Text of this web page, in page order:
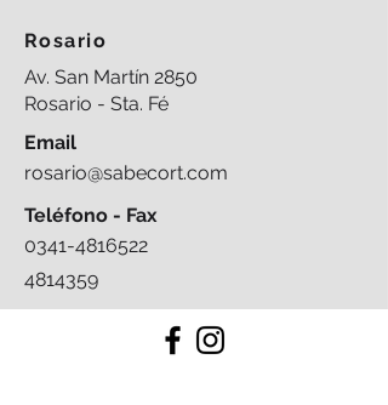
Rosario
Av. San Martín 2850
Rosario - Sta. Fé
Email
rosario@sabecort.com
Teléfono - Fax
0341-4816522
4814359